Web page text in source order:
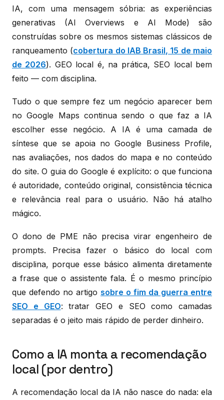
IA, com uma mensagem sóbria: as experiências
generativas (AI Overviews e AI Mode) são
construídas sobre os mesmos sistemas clássicos de
ranqueamento (cobertura do IAB Brasil, 15 de maio
de 2026). GEO local é, na prática, SEO local bem
feito — com disciplina.
Tudo o que sempre fez um negócio aparecer bem
no Google Maps continua sendo o que faz a IA
escolher esse negócio. A IA é uma camada de
síntese que se apoia no Google Business Profile,
nas avaliações, nos dados do mapa e no conteúdo
do site. O guia do Google é explícito: o que funciona
é autoridade, conteúdo original, consistência técnica
e relevância real para o usuário. Não há atalho
mágico.
O dono de PME não precisa virar engenheiro de
prompts. Precisa fazer o básico do local com
disciplina, porque esse básico alimenta diretamente
a frase que o assistente fala. É o mesmo princípio
que defendo no artigo sobre o fim da guerra entre
SEO e GEO: tratar GEO e SEO como camadas
separadas é o jeito mais rápido de perder dinheiro.
Como a IA monta a recomendação
local (por dentro)
A recomendação local da IA não nasce do nada: ela